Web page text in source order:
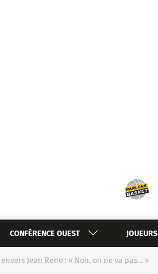
CONFÉRENCE OUEST JOUEURS
Jean Reno : « Non, on ne va pas… »